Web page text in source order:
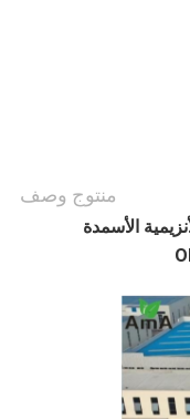
منتوج وصف
الأسمدة